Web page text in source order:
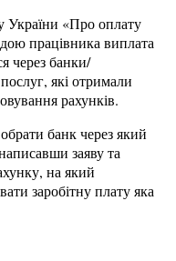
України «Про оплату
працівника виплата
через банки/
які отримали
рахунків.
банк через який
заяву та
на який
заробітну плату яка